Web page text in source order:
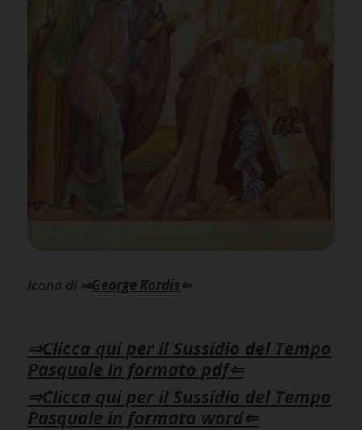
Icona di ⇒George Kordis⇐
⇒Clicca qui per il Sussidio del Tempo
Pasquale in formato pdf⇐
⇒Clicca qui per il Sussidio del Tempo
Pasquale in formato word⇐